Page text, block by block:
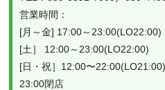
営業時間：
[月～金] 17:00～23:00(LO22:00)
[土］ 12:00～23:00(LO22:00)
[日・祝］12:00〜
23:00閉店